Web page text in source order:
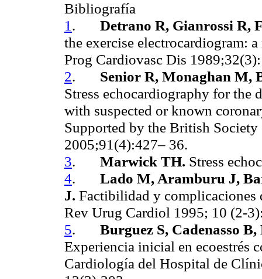
Bibliografía
1 .
Detrano R, Gianrossi R,
the exercise electrocardiogram:
Prog Cardiovasc Dis
2.
Senior R, Monaghan M,
Stress echocardiography for the
with suspected or known
Supported by the British
2005;91(4):427– 36.
3. Marwick TH. Stress
4.
Lado M, Aramburu J,
J. Factibilidad y complicaciones
Rev Urug Cardiol 1995; 10 (2-
5.
Burguez S, Cadenasso
Experiencia inicial en ecoestrés
Cardiología del Hospital de